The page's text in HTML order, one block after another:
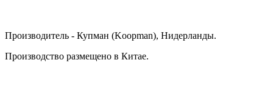
Производитель - Купман (Koopman), Нидерланды.
Производство размещено в Китае.